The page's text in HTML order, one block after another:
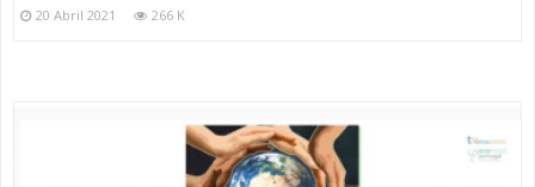
20 Abril 2021 266 K